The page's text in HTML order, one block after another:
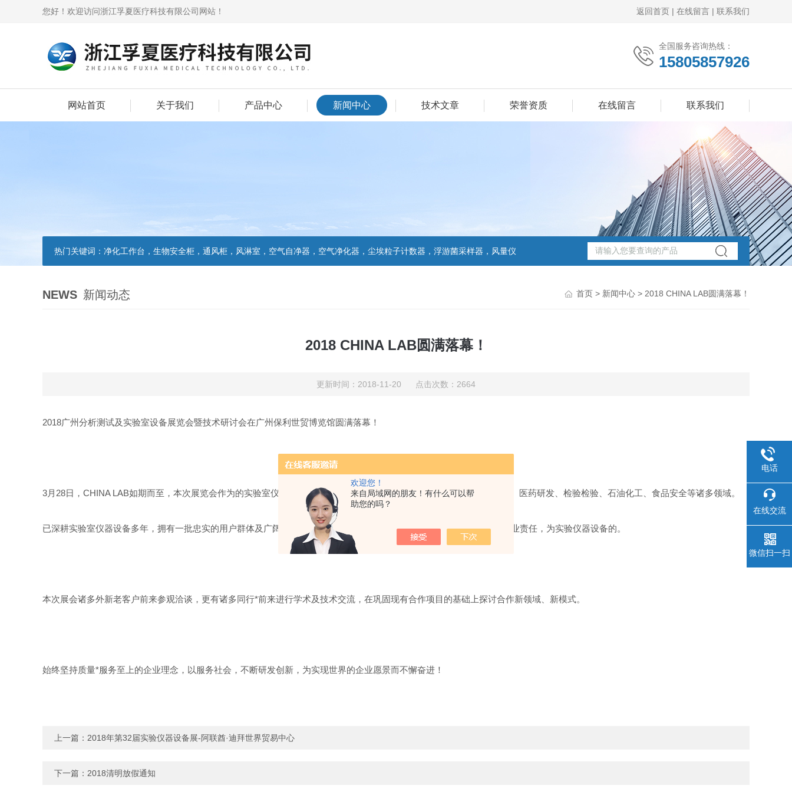
欢迎您！
来自局域网的朋友！有什么可以帮
助您的吗？
您好！欢迎访问浙江孚夏医疗科技有限公司网站！ 返回首页 | 在线留言 | 联系我们
全国服务咨询热线：
15805857926
网站首页 关于我们 产品中心 新闻中心 技术文章 荣誉资质 在线留言 联系我们
热门关键词： 净化工作台，生物安全柜，通风柜，风淋室，空气自净器，空气净化器，尘埃粒子计数器，浮游菌采样器，风量仪
NEWS 新闻动态 首页 > 新闻中心 > 2018 CHINA LAB圆满落幕！
2018 CHINA LAB圆满落幕！
更新时间：2018-11-20 点击次数：2664
2018广州分析测试及实验室设备展览会暨技术研讨会在广州保利世贸博览馆圆满落幕！
3月28日，CHINA LAB如期而至，本次展览会作为的实验室仪器展会，吸引了过2200家仪器设备生产，观众分别来自高校、医药研发、检验检验、石油化工、食品安全等诸多领域。
已深耕实验室仪器设备多年，拥有一批忠实的用户群体及广阔的市场空间，在实现经济发展的同时，也时刻谨记自己的企业责任，为实验仪器设备的。
本次展会诸多外新老客户前来参观洽谈，更有诸多同行*前来进行学术及技术交流，在巩固现有合作项目的基础上探讨合作新领域、新模式。
始终坚持质量*服务至上的企业理念，以服务社会，不断研发创新，为实现世界的企业愿景而不懈奋进！
上一篇： 2018年第32届实验仪器设备展-阿联酋·迪拜世界贸易中心
下一篇： 2018清明放假通知
电话
在线交流
微信扫一扫